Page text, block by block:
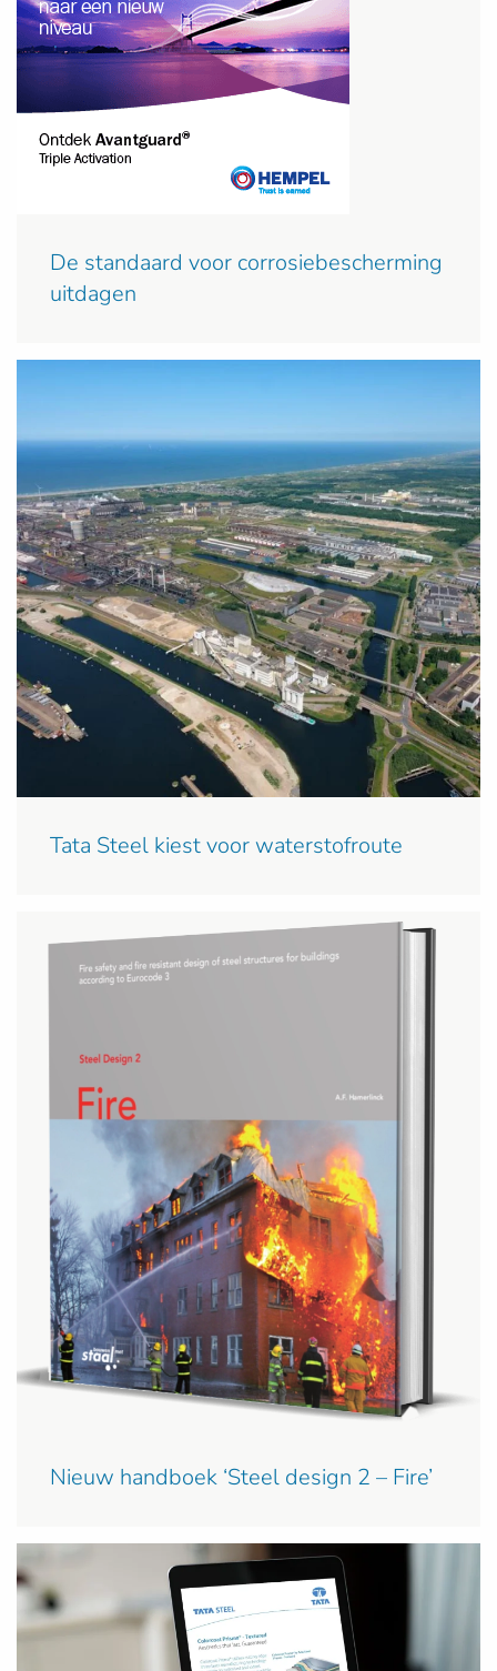
De standaard voor corrosiebescherming
uitdagen
Tata Steel kiest voor waterstofroute
Nieuw handboek ‘Steel design 2 – Fire’